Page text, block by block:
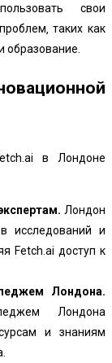
свои
таких как
образование.
в Лондоне
Лондон
исследований и
Fetch.ai доступ к
Лондона.
Лондона
и знаниям